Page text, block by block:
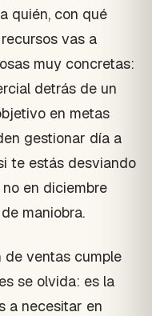
quién, con qué
vas a
muy concretas:
detrás de un
en metas
gestionar día a
te estás desviando
en diciembre
maniobra.
de ventas cumple
se olvida: es la
a necesitar en